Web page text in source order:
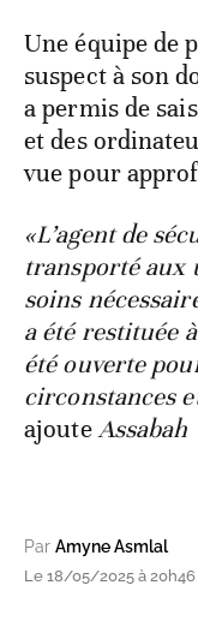
Une équipe de
suspect à son
a permis de
et des
vue pour
«L’agent de
transporté aux
soins
a été restituée
été ouverte
circonstances
ajouteAssabah
Par Amyne Asmlal
Le 18/05/2025 à 20h46